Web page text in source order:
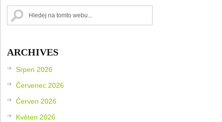
ARCHIVES
Srpen 2026
Červenec 2026
Červen 2026
Květen 2026